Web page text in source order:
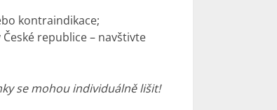
kontraindikace;
republice – navštivte
se mohou individuálně lišit!